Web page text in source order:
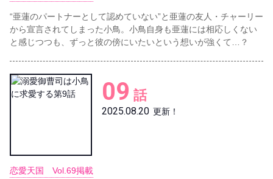
“亜蓮のパートナーとして認めていない”と亜蓮の友人・チャーリー
から宣言されてしまった小鳥。小鳥自身も亜蓮には相応しくない
と感じつつも、ずっと彼の傍にいたいという想いが強くて…？
09 話
2025.08.20 更新！
恋愛天国 Vol.69掲載